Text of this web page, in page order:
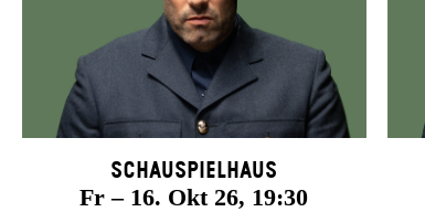
Schauspielhaus
Fr – 16. Okt 26, 19:30